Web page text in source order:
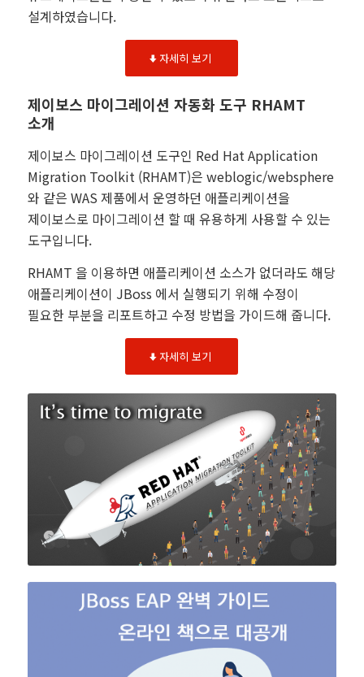
설계하였습니다.
자세히 보기
제이보스 마이그레이션 자동화 도구 RHAMT
소개
제이보스 마이그레이션 도구인 Red Hat Application
Migration Toolkit (RHAMT)은 weblogic/websphere
와 같은 WAS 제품에서 운영하던 애플리케이션을
제이보스로 마이그레이션 할 때 유용하게 사용할 수 있는
도구입니다.
RHAMT 을 이용하면 애플리케이션 소스가 없더라도 해당
애플리케이션이 JBoss 에서 실행되기 위해 수정이
필요한 부분을 리포트하고 수정 방법을 가이드해 줍니다.
자세히 보기